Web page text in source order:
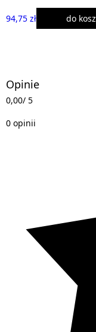
94,75 zł do
Opinie
0,00/ 5
0 opinii